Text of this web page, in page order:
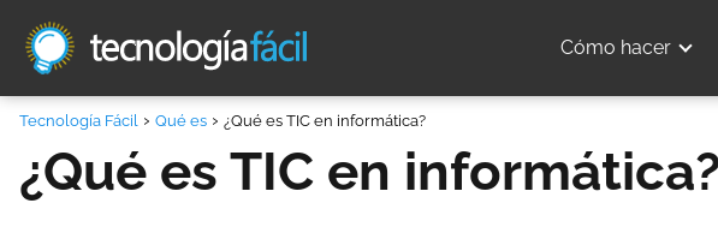
Cómo hacer
Tecnología Fácil Qué es ¿Qué es TIC en informática?
¿Qué es TIC en informática?